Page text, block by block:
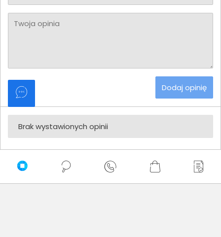
Twoja opinia
Dodaj opinię
Brak wystawionych opinii
Zaufali nam